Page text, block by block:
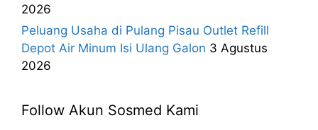
2026
Peluang Usaha di Pulang Pisau Outlet Refill
Depot Air Minum Isi Ulang Galon 3 Agustus
2026
Follow Akun Sosmed Kami